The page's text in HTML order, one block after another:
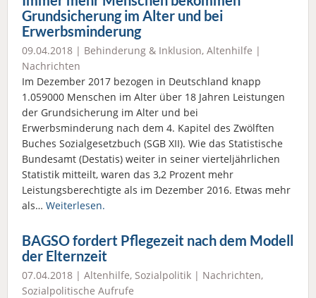
Grundsicherung im Alter und bei
Erwerbsminderung
09.04.2018 | Behinderung & Inklusion, Altenhilfe |
Nachrichten
Im Dezember 2017 bezogen in Deutschland knapp
1.059000 Menschen im Alter über 18 Jahren Leistungen
der Grundsicherung im Alter und bei
Erwerbsminderung nach dem 4. Kapitel des Zwölften
Buches Sozialgesetzbuch (SGB XII). Wie das Statistische
Bundesamt (Destatis) weiter in seiner vierteljährlichen
Statistik mitteilt, waren das 3,2 Prozent mehr
Leistungsberechtigte als im Dezember 2016. Etwas mehr
als… Weiterlesen.
BAGSO fordert Pflegezeit nach dem Modell
der Elternzeit
07.04.2018 | Altenhilfe, Sozialpolitik | Nachrichten,
Sozialpolitische Aufrufe